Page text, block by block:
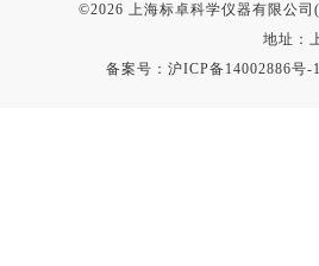
©2026 上海标卓科学仪器有限公
地址：
备案号：沪ICP备14002886号-